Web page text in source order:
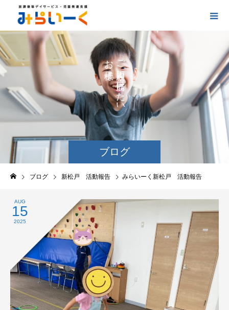
ブログ
ご
に
け
た
い
お
の
の
ブログ 新松戸 活動報告 みらいーく新松戸 活動報告
AUG
15
2025